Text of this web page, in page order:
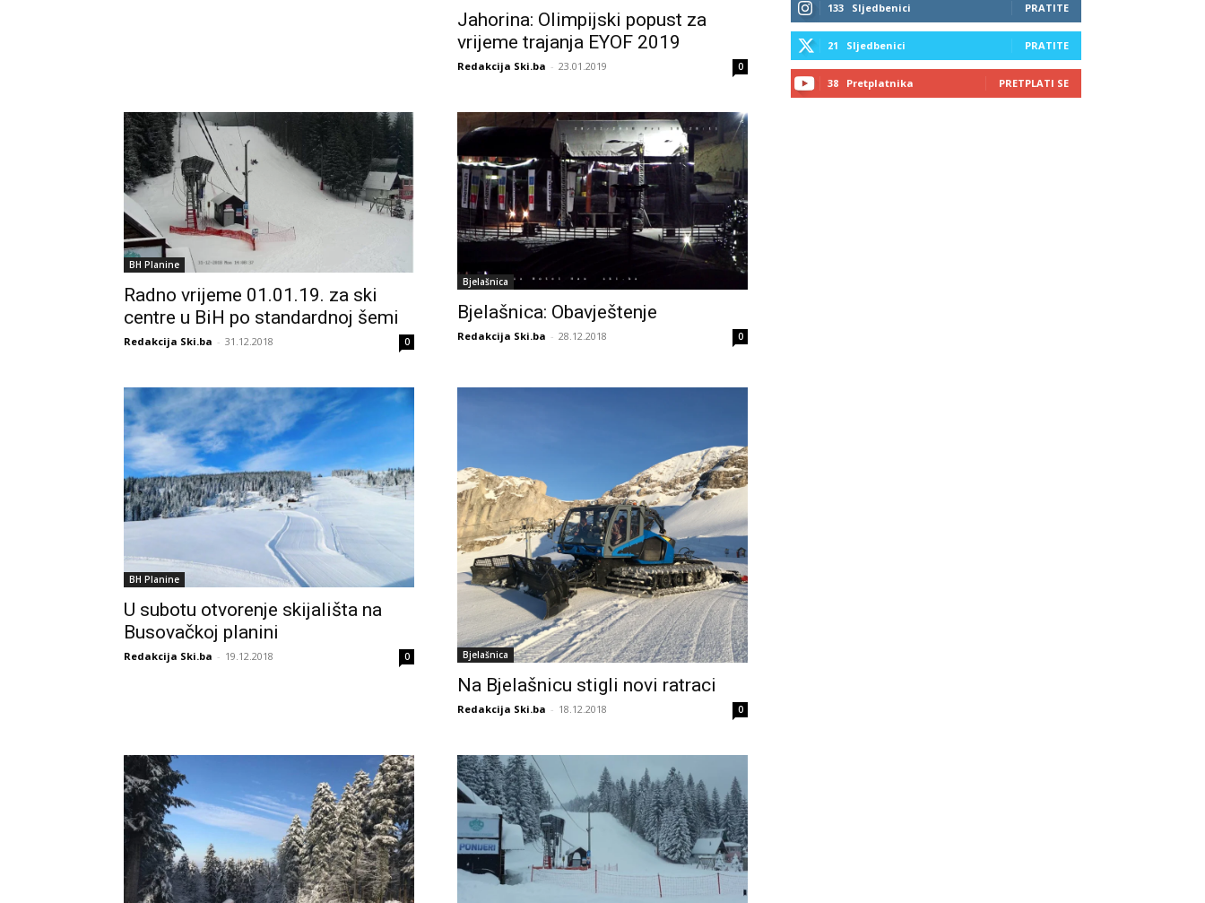
Jahorina: Olimpijski popust za
vrijeme trajanja EYOF 2019
Redakcija Ski.ba - 23.01.2019 0
BH Planine
Radno vrijeme 01.01.19. za ski
centre u BiH po standardnoj šemi
Redakcija Ski.ba - 31.12.2018 0
Bjelašnica
Bjelašnica: Obavještenje
Redakcija Ski.ba - 28.12.2018 0
BH Planine
U subotu otvorenje skijališta na
Busovačkoj planini
Redakcija Ski.ba - 19.12.2018 0 Bjelašnica
Na Bjelašnicu stigli novi ratraci
Redakcija Ski.ba - 18.12.2018 0
133 Sljedbenici PRATITE
21 Sljedbenici PRATITE
38 Pretplatnika PRETPLATI SE